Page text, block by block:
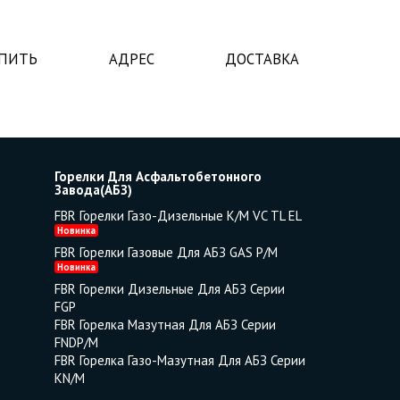
АДРЕС ДОСТАВКА
Горелки Для Асфальтобетонного
Завода(АБЗ)
FBR Горелки Газо-Дизельные K/M VC TL EL
Новинка
FBR Горелки Газовые Для АБЗ GAS P/M
Новинка
FBR Горелки Дизельные Для АБЗ Серии
FGP
FBR Горелка Мазутная Для АБЗ Серии
FNDP/M
FBR Горелка Газо-Мазутная Для АБЗ Серии
KN/M